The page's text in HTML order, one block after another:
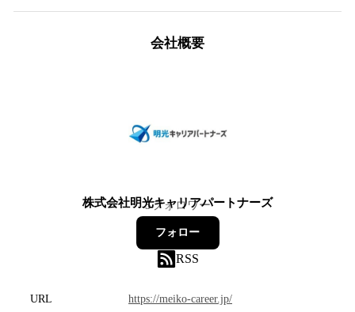
会社概要
株式会社明光キャリアパートナーズ
5フォロワー
フォロー
RSS
URL
https://meiko-career.jp/